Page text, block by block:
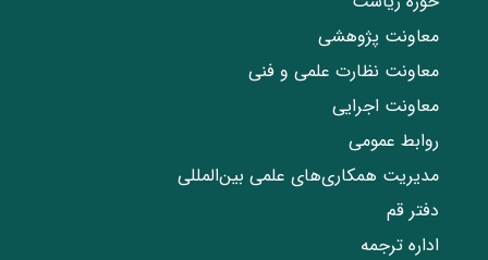
معاونت پژوهشی
معاونت نظارت علمی و فنی
معاونت اجرایی
روابط عمومی
مدیریت همکاری‌های علمی بین‌المللی
دفتر قم
اداره ترجمه